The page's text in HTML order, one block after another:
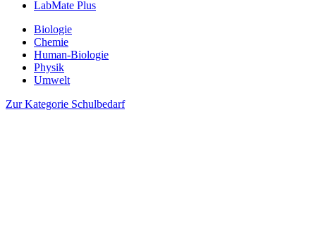
LabMate Plus
Biologie
Chemie
Human-Biologie
Physik
Umwelt
Zur Kategorie Schulbedarf